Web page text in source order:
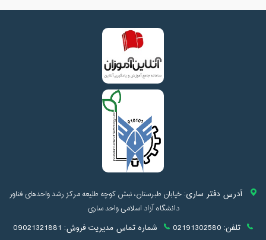
آدرس دفتر ساری:خیابان طبرستان، نبش کوچه طلیعه مرکز رشد واحدهای فناور
دانشگاه آزاد اسلامی واحد ساری
تلفن: 02191302580 شماره تماس مدیریت فروش: 09021321881